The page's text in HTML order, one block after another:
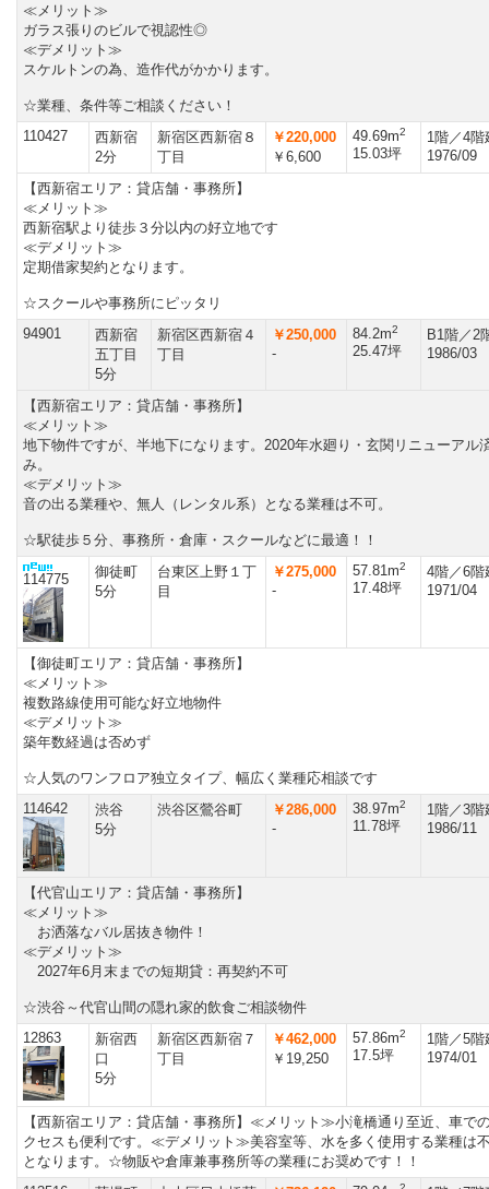
≪メリット≫
ガラス張りのビルで視認性◎
≪デメリット≫
スケルトンの為、造作代がかかります。
☆業種、条件等ご相談ください！
110427
西新宿
2分
新宿区西新宿８
丁目
￥220,000
￥6,600
49.69m2
15.03坪
1階／4階
1976/09
【西新宿エリア：貸店舗・事務所】
≪メリット≫
西新宿駅より徒歩３分以内の好立地です
≪デメリット≫
定期借家契約となります。
☆スクールや事務所にピッタリ
94901
西新宿
五丁目
5分
新宿区西新宿４
丁目
￥250,000
-
84.2m2
25.47坪
B1階／2
1986/03
【西新宿エリア：貸店舗・事務所】
≪メリット≫
地下物件ですが、半地下になります。2020年水廻り・玄関リニューアル
み。
≪デメリット≫
音の出る業種や、無人（レンタル系）となる業種は不可。
☆駅徒歩５分、事務所・倉庫・スクールなどに最適！！
114775
御徒町
5分
台東区上野１丁
目
￥275,000
-
57.81m2
17.48坪
4階／6階
1971/04
【御徒町エリア：貸店舗・事務所】
≪メリット≫
複数路線使用可能な好立地物件
≪デメリット≫
築年数経過は否めず
☆人気のワンフロア独立タイプ、幅広く業種応相談です
114642
渋谷
5分
渋谷区鶯谷町
￥286,000
-
38.97m2
11.78坪
1階／3階
1986/11
【代官山エリア：貸店舗・事務所】
≪メリット≫
お洒落なバル居抜き物件！
≪デメリット≫
2027年6月末までの短期貸：再契約不可
☆渋谷～代官山間の隠れ家的飲食ご相談物件
12863
新宿西
口
5分
新宿区西新宿７
丁目
￥462,000
￥19,250
57.86m2
17.5坪
1階／5階
1974/01
【西新宿エリア：貸店舗・事務所】≪メリット≫小滝橋通り至近、車で
クセスも便利です。≪デメリット≫美容室等、水を多く使用する業種は
となります。☆物販や倉庫兼事務所等の業種にお奨めです！！